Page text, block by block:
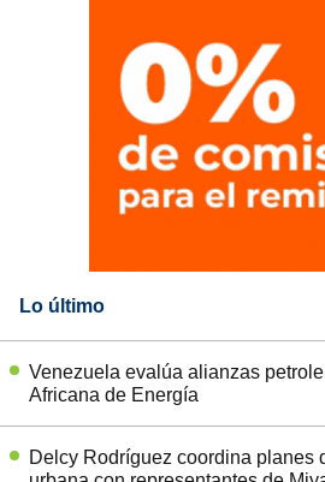
Lo último
Venezuela evalúa alianzas
Africana de Energía
Delcy Rodríguez coordina planes